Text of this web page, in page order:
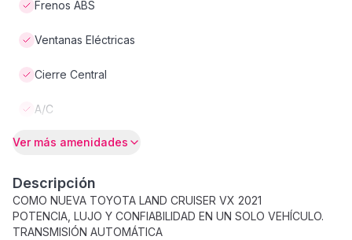
Frenos ABS
Ventanas Eléctricas
Cierre Central
A/C
Ver más amenidades
Descripción
COMO NUEVA TOYOTA LAND CRUISER VX 2021
POTENCIA, LUJO Y CONFIABILIDAD EN UN SOLO VEHÍCULO.
TRANSMISIÓN AUTOMÁTICA